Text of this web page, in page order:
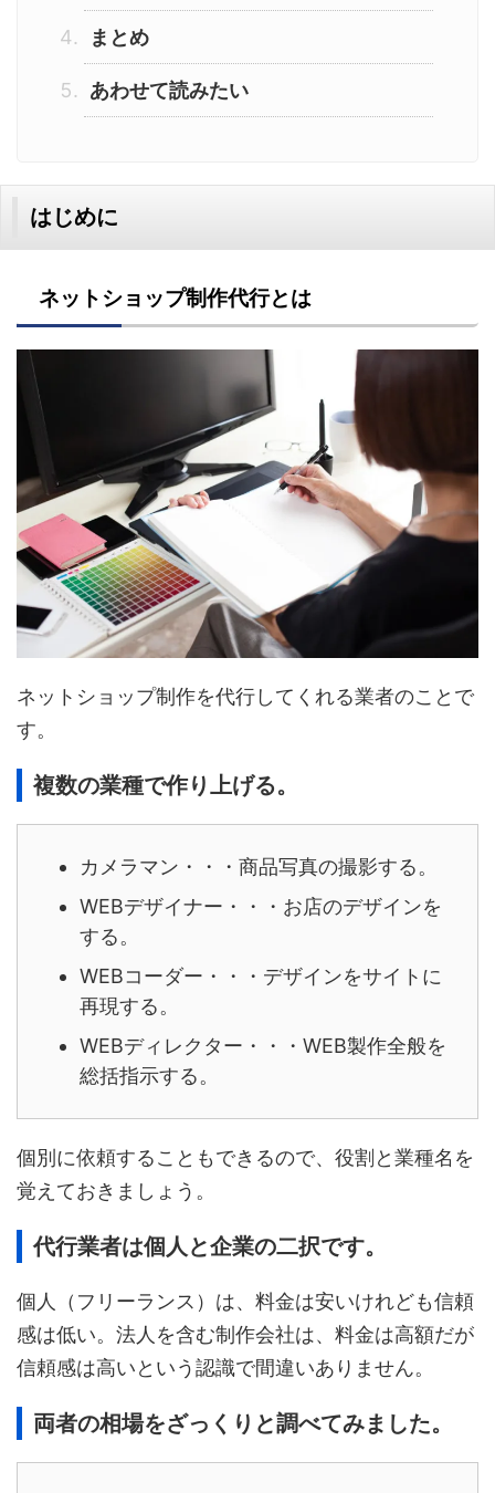
まとめ
あわせて読みたい
はじめに
ネットショップ制作代行とは
ネットショップ制作を代行してくれる業者のことで
す。
複数の業種で作り上げる。
カメラマン・・・商品写真の撮影する。
WEBデザイナー・・・お店のデザインを
する。
WEBコーダー・・・デザインをサイトに
再現する。
WEBディレクター・・・WEB製作全般を
総括指示する。
個別に依頼することもできるので、役割と業種名を
覚えておきましょう。
代行業者は個人と企業の二択です。
個人（フリーランス）は、料金は安いけれども信頼
感は低い。法人を含む制作会社は、料金は高額だが
信頼感は高いという認識で間違いありません。
両者の相場をざっくりと調べてみました。